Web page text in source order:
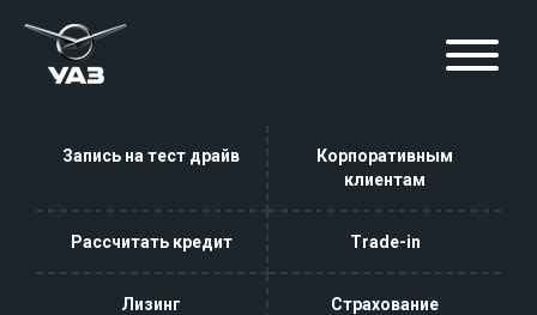
Запись на тест драйв
Корпоративным
клиентам
Рассчитать кредит Trade-in
Лизинг Страхование